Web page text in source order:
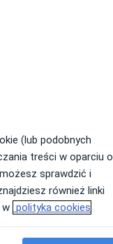
(lub podobnych
treści w oparciu o
sprawdzić i
również linki
w polityka cookies